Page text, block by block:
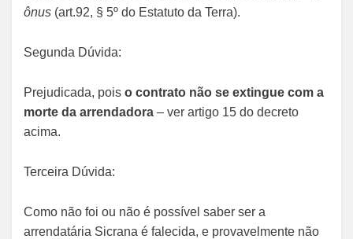
ônus (art.92, § 5º do Estatuto da Terra).
Segunda Dúvida:
Prejudicada, pois o contrato não se extingue com a
morte da arrendadora – ver artigo 15 do decreto
acima.
Terceira Dúvida:
Como não foi ou não é possível saber ser a
arrendatária Sicrana é falecida, e provavelmente não